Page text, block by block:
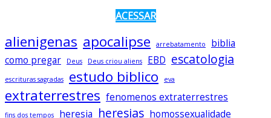
ACESSAR
alienigenas apocalipse arrebatamento
biblia
como pregar
Deus Deus criou aliens EBD escatologia
escrituras sagradas estudo biblico eva
extraterrestres fenomenos extraterrestres
fins dos tempos heresia heresias homossexualidade